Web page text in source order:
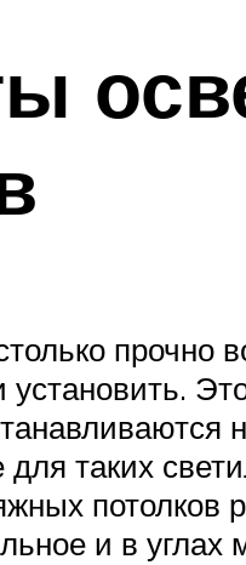
прочно
таких
потолков
и в